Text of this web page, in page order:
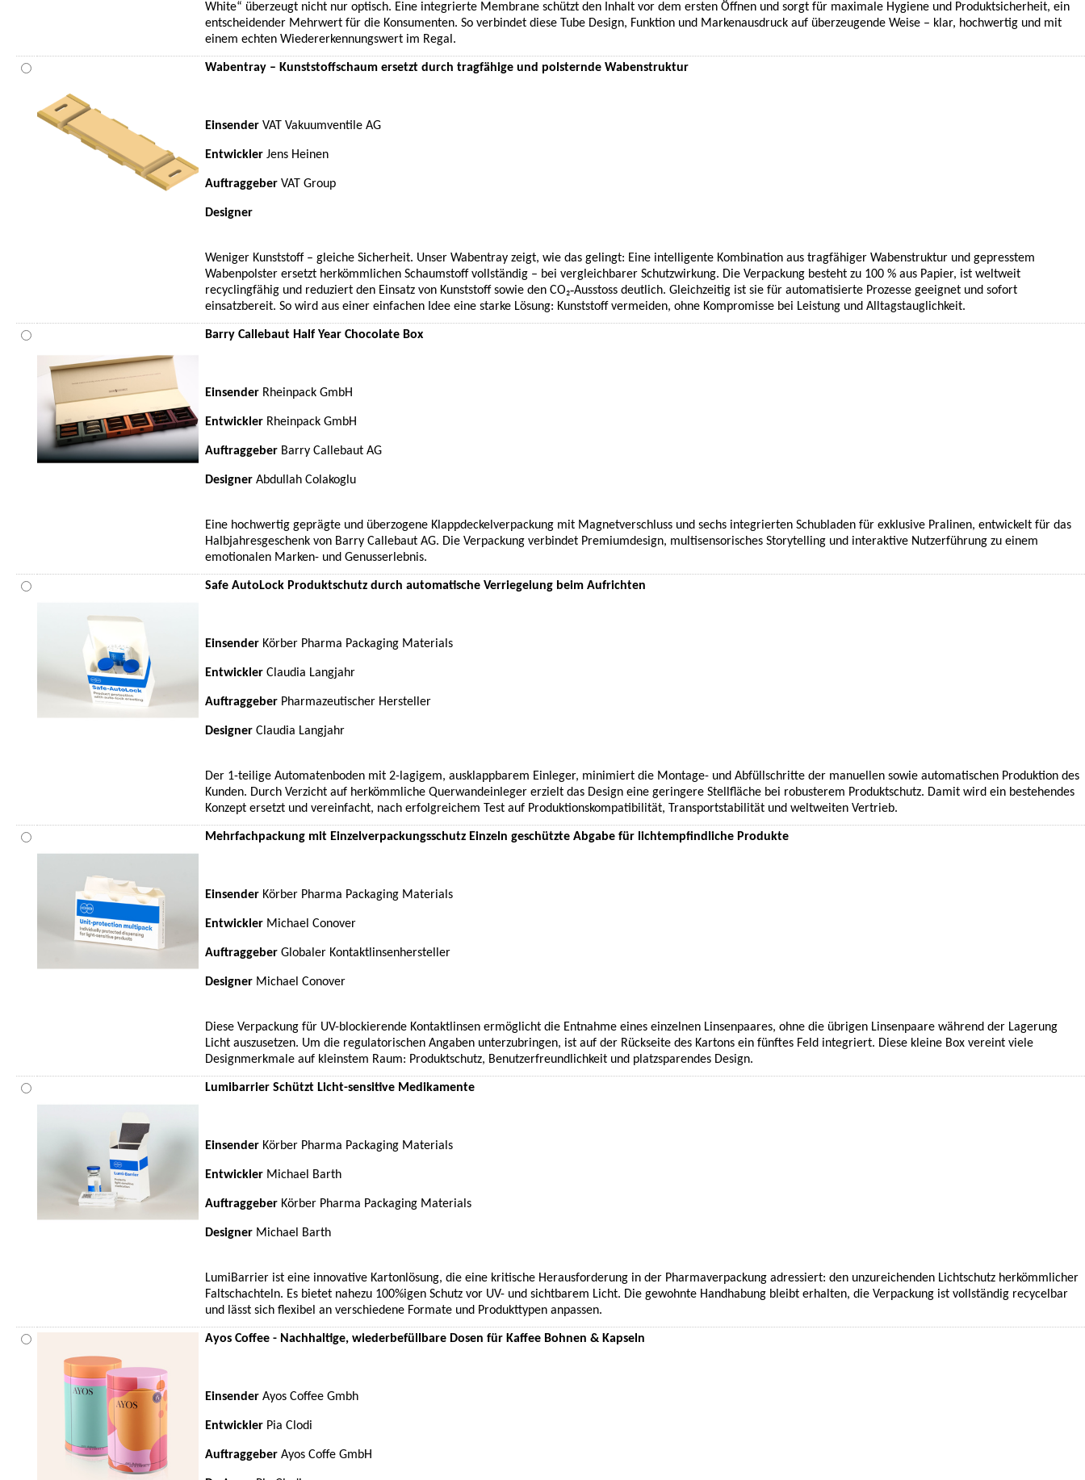
White“ überzeugt nicht nur optisch. Eine integrierte Membrane schützt den Inhalt vor dem ersten Öffnen und sorgt für maximale Hygiene und Produktsicherheit, ein
entscheidender Mehrwert für die Konsumenten. So verbindet diese Tube Design, Funktion und Markenausdruck auf überzeugende Weise – klar, hochwertig und mit
einem echten Wiedererkennungswert im Regal.
Wabentray – Kunststoffschaum ersetzt durch tragfähige und polsternde Wabenstruktur
Einsender VAT Vakuumventile AG
Entwickler Jens Heinen
Auftraggeber VAT Group
Designer
Weniger Kunststoff – gleiche Sicherheit. Unser Wabentray zeigt, wie das gelingt: Eine intelligente Kombination aus tragfähiger Wabenstruktur und gepresstem
Wabenpolster ersetzt herkömmlichen Schaumstoff vollständig – bei vergleichbarer Schutzwirkung. Die Verpackung besteht zu 100 % aus Papier, ist weltweit
recyclingfähig und reduziert den Einsatz von Kunststoff sowie den CO₂‑Ausstoss deutlich. Gleichzeitig ist sie für automatisierte Prozesse geeignet und sofort
einsatzbereit. So wird aus einer einfachen Idee eine starke Lösung: Kunststoff vermeiden, ohne Kompromisse bei Leistung und Alltagstauglichkeit.
Barry Callebaut Half Year Chocolate Box
Einsender Rheinpack GmbH
Entwickler Rheinpack GmbH
Auftraggeber Barry Callebaut AG
Designer Abdullah Colakoglu
Eine hochwertig geprägte und überzogene Klappdeckelverpackung mit Magnetverschluss und sechs integrierten Schubladen für exklusive Pralinen, entwickelt für das
Halbjahresgeschenk von Barry Callebaut AG. Die Verpackung verbindet Premiumdesign, multisensorisches Storytelling und interaktive Nutzerführung zu einem
emotionalen Marken- und Genusserlebnis.
Safe AutoLock Produktschutz durch automatische Verriegelung beim Aufrichten
Einsender Körber Pharma Packaging Materials
Entwickler Claudia Langjahr
Auftraggeber Pharmazeutischer Hersteller
Designer Claudia Langjahr
Der 1-teilige Automatenboden mit 2-lagigem, ausklappbarem Einleger, minimiert die Montage- und Abfüllschritte der manuellen sowie automatischen Produktion des
Kunden. Durch Verzicht auf herkömmliche Querwandeinleger erzielt das Design eine geringere Stellfläche bei robusterem Produktschutz. Damit wird ein bestehendes
Konzept ersetzt und vereinfacht, nach erfolgreichem Test auf Produktionskompatibilität, Transportstabilität und weltweiten Vertrieb.
Mehrfachpackung mit Einzelverpackungsschutz Einzeln geschützte Abgabe für lichtempfindliche Produkte
Einsender Körber Pharma Packaging Materials
Entwickler Michael Conover
Auftraggeber Globaler Kontaktlinsenhersteller
Designer Michael Conover
Diese Verpackung für UV-blockierende Kontaktlinsen ermöglicht die Entnahme eines einzelnen Linsenpaares, ohne die übrigen Linsenpaare während der Lagerung
Licht auszusetzen. Um die regulatorischen Angaben unterzubringen, ist auf der Rückseite des Kartons ein fünftes Feld integriert. Diese kleine Box vereint viele
Designmerkmale auf kleinstem Raum: Produktschutz, Benutzerfreundlichkeit und platzsparendes Design.
Lumibarrier Schützt Licht-sensitive Medikamente
Einsender Körber Pharma Packaging Materials
Entwickler Michael Barth
Auftraggeber Körber Pharma Packaging Materials
Designer Michael Barth
LumiBarrier ist eine innovative Kartonlösung, die eine kritische Herausforderung in der Pharmaverpackung adressiert: den unzureichenden Lichtschutz herkömmlicher
Faltschachteln. Es bietet nahezu 100%igen Schutz vor UV- und sichtbarem Licht. Die gewohnte Handhabung bleibt erhalten, die Verpackung ist vollständig recycelbar
und lässt sich flexibel an verschiedene Formate und Produkttypen anpassen.
Ayos Coffee - Nachhaltige, wiederbefüllbare Dosen für Kaffee Bohnen & Kapseln
Einsender Ayos Coffee Gmbh
Entwickler Pia Clodi
Auftraggeber Ayos Coffe GmbH